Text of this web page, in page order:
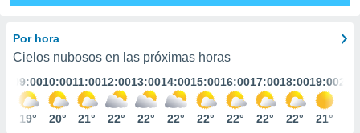
y
forma
digital
basada
Por hora
Cielos nubosos en las próximas horas
09:00
19°
10:00
20°
11:00
21°
12:00
22°
13:00
22°
14:00
22°
15:00
22°
16:00
22°
17:00
22°
18:00
22°
19:00
21°